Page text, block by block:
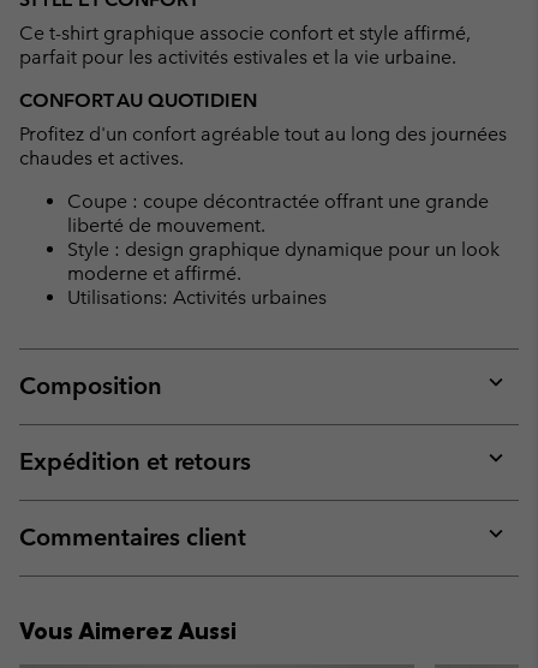
Ce t-shirt graphique associe confort et style affirmé,
parfait pour les activités estivales et la vie urbaine.
CONFORT AU QUOTIDIEN
Profitez d'un confort agréable tout au long des journées
chaudes et actives.
Coupe : coupe décontractée offrant une grande
liberté de mouvement.
Style : design graphique dynamique pour un look
moderne et affirmé.
Utilisations: Activités urbaines
Composition
or
Expédition et retours
or
Commentaires client
or
Vous Aimerez Aussi